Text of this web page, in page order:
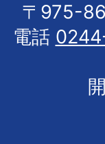
〒975-
電話